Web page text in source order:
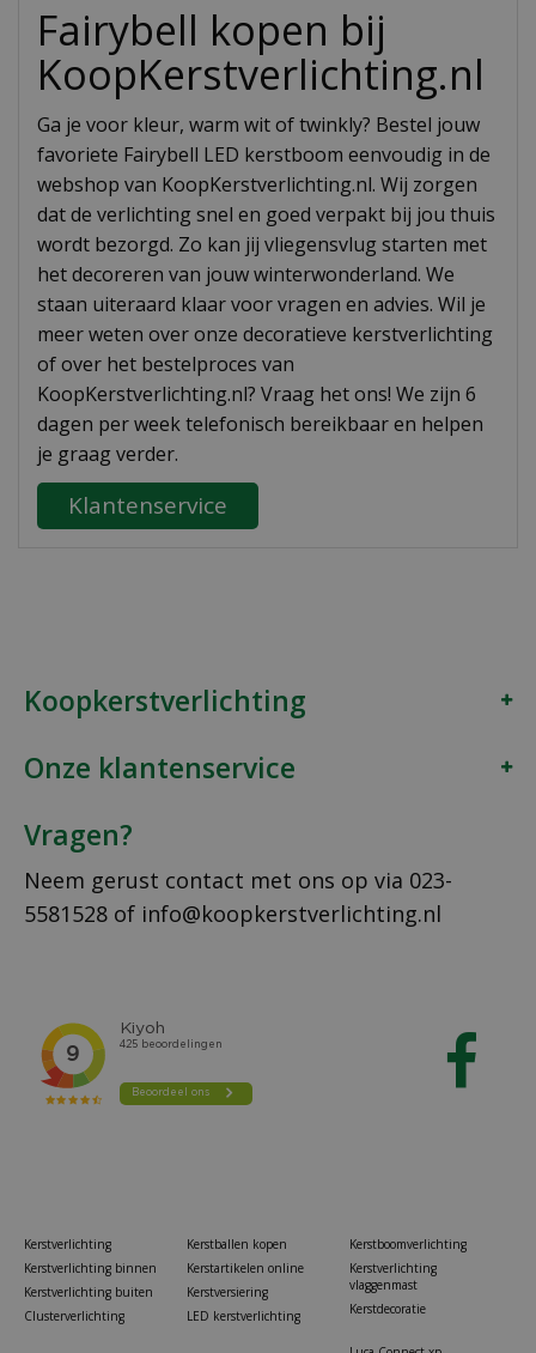
Fairybell kopen bij
KoopKerstverlichting.nl
Ga je voor kleur, warm wit of twinkly? Bestel jouw
favoriete Fairybell LED kerstboom eenvoudig in de
webshop van KoopKerstverlichting.nl. Wij zorgen
dat de verlichting snel en goed verpakt bij jou thuis
wordt bezorgd. Zo kan jij vliegensvlug starten met
het decoreren van jouw winterwonderland. We
staan uiteraard klaar voor vragen en advies. Wil je
meer weten over onze decoratieve kerstverlichting
of over het bestelproces van
KoopKerstverlichting.nl? Vraag het ons! We zijn 6
dagen per week telefonisch bereikbaar en helpen
je graag verder.
Klantenservice
Koopkerstverlichting
Onze klantenservice
Vragen?
Neem gerust contact met ons op via 023-
5581528 of info@koopkerstverlichting.nl
Kerstverlichting
Kerstverlichting binnen
Kerstverlichting buiten
Clusterverlichting
Kerstballen kopen
Kerstartikelen online
Kerstversiering
LED kerstverlichting
Kerstboomverlichting
Kerstverlichting
vlaggenmast
Kerstdecoratie